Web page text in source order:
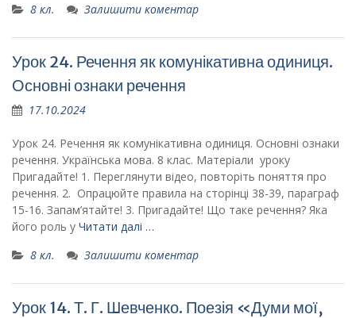
8 кл.
Залишити коментар
Урок 24. Речення як комунікативна одиниця.
Основні ознаки речення
17.10.2024
Урок 24. Речення як комунікативна одиниця. Основні ознаки
речення. Українська мова. 8 клас. Матеріали уроку
Пригадайте! 1. Переглянути відео, повторіть поняття про
речення. 2. Опрацюйте правила на сторінці 38-39, параграф
15-16. Запам’ятайте! 3. Пригадайте! Що таке речення? Яка
його роль у Читати далі …
8 кл.
Залишити коментар
Урок 14. Т. Г. Шевченко. Поезія «Думи мої,